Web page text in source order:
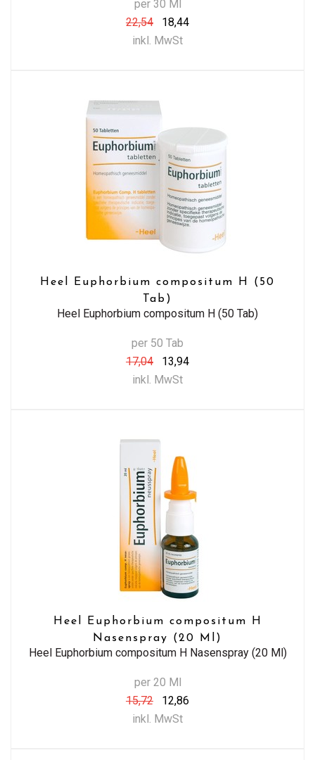
per 30 Ml
22,54
18,44
inkl. MwSt
Heel Euphorbium compositum H (50
Tab)
Heel Euphorbium compositum H (50 Tab)
per 50 Tab
17,04
13,94
inkl. MwSt
Heel Euphorbium compositum H
Nasenspray (20 Ml)
Heel Euphorbium compositum H Nasenspray (20 Ml)
per 20 Ml
15,72
12,86
inkl. MwSt